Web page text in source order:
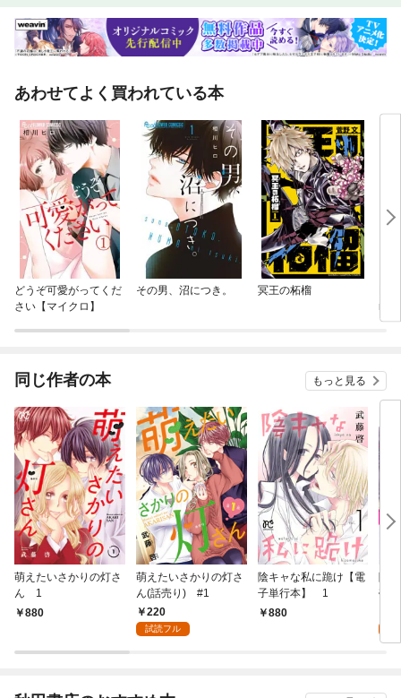
あわせてよく買われている本
どうぞ可愛がってくだ
さい【マイクロ】
その男、沼につき。 冥王の柘榴
n ハ
同じ作者の本 もっと見る
萌えたいさかりの灯さ
ん 1
880
萌えたいさかりの灯さ
ん(話売り) #1
220
試読フル
陰キャな私に跪け【電
子単行本】 1
880
売